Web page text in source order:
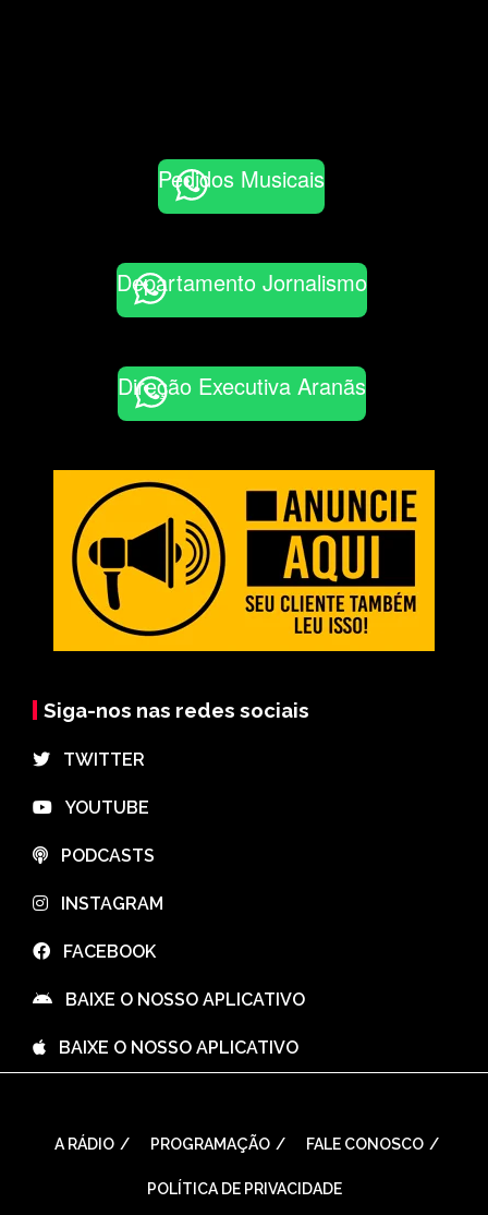
Pedidos Musicais
Departamento Jornalismo
Direção Executiva Aranãs
Siga-nos nas redes sociais
⠀TWITTER
⠀YOUTUBE
⠀PODCASTS
⠀INSTAGRAM
⠀FACEBOOK
⠀BAIXE O NOSSO APLICATIVO
⠀BAIXE O NOSSO APLICATIVO
A RÁDIO PROGRAMAÇÃO FALE CONOSCO
POLÍTICA DE PRIVACIDADE